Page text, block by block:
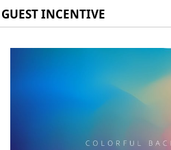
GUEST INCENTIVE